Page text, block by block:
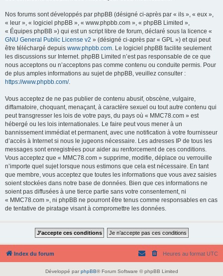
Nos forums sont développés par phpBB (désigné ci-après par « ils », « eux »,
« leur », « logiciel phpBB », « www.phpbb.com », « phpBB Limited »,
« Équipes phpBB ») qui est un script libre de forum, déclaré sous la licence «
GNU General Public License v2 » (désigné ci-après par « GPL ») et qui peut
être téléchargé depuis www.phpbb.com. Le logiciel phpBB facilite seulement
les discussions sur Internet. phpBB Limited n’est pas responsable de ce que
nous acceptons ou n’acceptons pas comme contenu ou conduite permis. Pour
de plus amples informations au sujet de phpBB, veuillez consulter :
https://www.phpbb.com/.
Vous acceptez de ne pas publier de contenu abusif, obscène, vulgaire,
diffamatoire, choquant, menaçant, à caractère sexuel ou tout autre contenu qui
peut transgresser les lois de votre pays, du pays où « MMC78.com » est
hébergé ou les lois internationales. Le faire peut vous mener à un
bannissement immédiat et permanent, avec une notification à votre fournisseur
d’accès à Internet si nous le jugeons nécessaire. Les adresses IP de tous les
messages sont enregistrées pour aider au renforcement de ces conditions.
Vous acceptez que « MMC78.com » supprime, modifie, déplace ou verrouille
n’importe quel sujet lorsque nous estimons que cela est nécessaire. En tant
que membre, vous acceptez que toutes les informations que vous avez saisies
soient stockées dans notre base de données. Bien que ces informations ne
soient pas diffusées à une tierce partie sans votre consentement, ni
« MMC78.com », ni phpBB ne pourront être tenus comme responsables en cas
de tentative de piratage visant à compromettre les données.
Index du forum Heures au format UTC
Développé par phpBB® Forum Software © phpBB Limited